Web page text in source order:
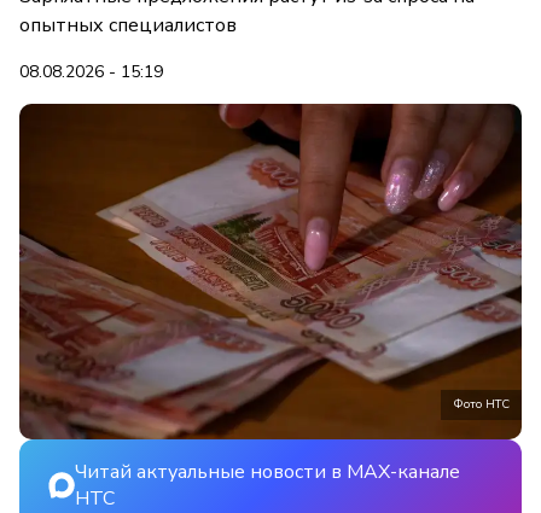
опытных специалистов
08.08.2026 - 15:19
Фото НТС
Читай актуальные новости в MAX-канале
НТС